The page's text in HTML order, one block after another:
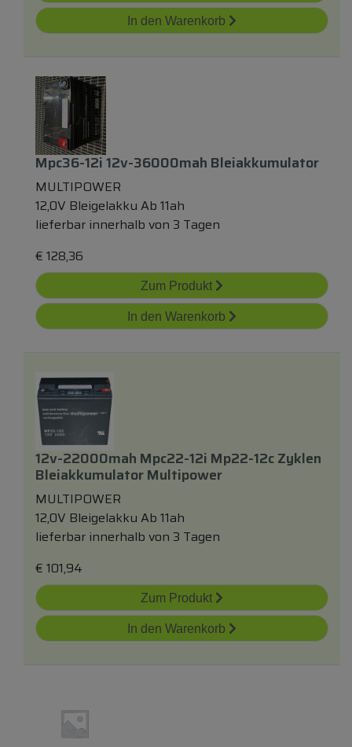
In den Warenkorb
Mpc36-12i 12v-36000mah Bleiakkumulator
MULTIPOWER
12,0V Bleigelakku Ab 11ah
lieferbar innerhalb von 3 Tagen
€ 128,36
Zum Produkt
In den Warenkorb
12v-22000mah Mpc22-12i Mp22-12c Zyklen
Bleiakkumulator Multipower
MULTIPOWER
12,0V Bleigelakku Ab 11ah
lieferbar innerhalb von 3 Tagen
€ 101,94
Zum Produkt
In den Warenkorb